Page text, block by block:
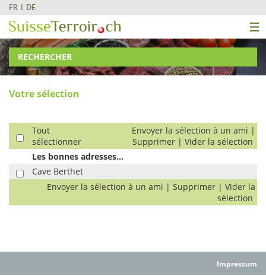
FR DE
RECHERCHER
Votre sélection
Tout
sélectionner
Envoyer la sélection à un ami |
Supprimer | Vider la sélection
Les bonnes adresses...
Cave Berthet
Envoyer la sélection à un ami | Supprimer | Vider la
sélection
Impressum